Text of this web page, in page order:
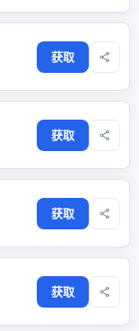
获取
获取
获取
获取